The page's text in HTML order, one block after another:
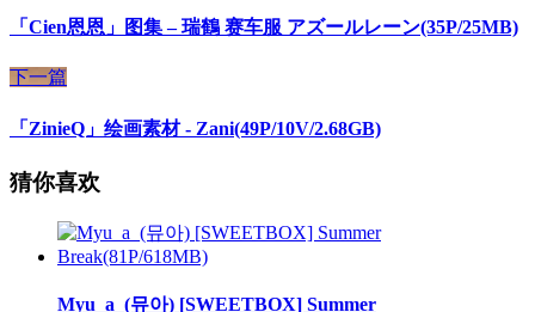
「Cien恩恩」图集 – 瑞鶴 赛车服 アズールレーン(35P/25MB)
下一篇
「ZinieQ」绘画素材 - Zani(49P/10V/2.68GB)
猜你喜欢
Myu_a_(뮤아) [SWEETBOX] Summer